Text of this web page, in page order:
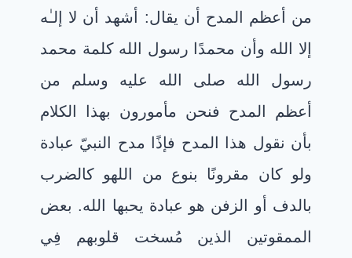
من أعظم المدح أن يقال: أشهد أن لا إلـٰه
إلا الله وأن محمدًا رسول الله كلمة محمد
رسول الله صلى الله عليه وسلم من
أعظم المدح فنحن مأمورون بهذا الكلام
بأن نقول هذا المدح فإذًا مدح النبيّ عبادة
ولو كان مقرونًا بنوع من اللهو كالضرب
بالدف أو الزفن هو عبادة يحبها الله. بعض
الممقوتين الذين مُسخت قلوبهم فِي